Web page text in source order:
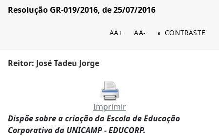
Resolução GR-019/2016, de 25/07/2016
AA+ AA- CONTRASTE
Reitor: José Tadeu Jorge
Imprimir
Dispõe sobre a criação da Escola de Educação
Corporativa da UNICAMP - EDUCORP.